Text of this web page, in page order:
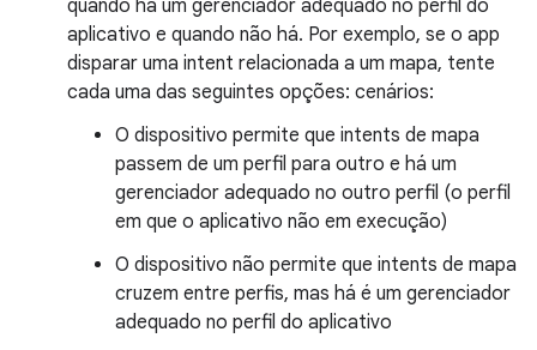
quando há um gerenciador adequado no perfil do
aplicativo e quando não há. Por exemplo, se o app
disparar uma intent relacionada a um mapa, tente
cada uma das seguintes opções: cenários:
O dispositivo permite que intents de mapa
passem de um perfil para outro e há um
gerenciador adequado no outro perfil (o perfil
em que o aplicativo não em execução)
O dispositivo não permite que intents de mapa
cruzem entre perfis, mas há é um gerenciador
adequado no perfil do aplicativo